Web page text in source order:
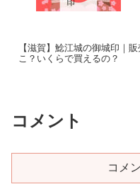
【滋賀】鯰江城の御城印｜
こ？いくらで買えるの？
コメント
コメ